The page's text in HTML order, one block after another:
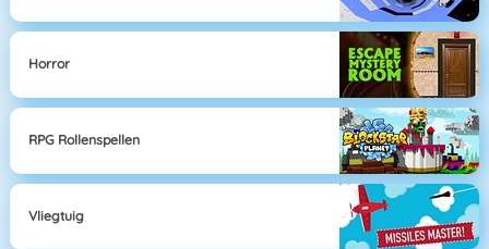
Horror
RPG Rollenspellen
Vliegtuig